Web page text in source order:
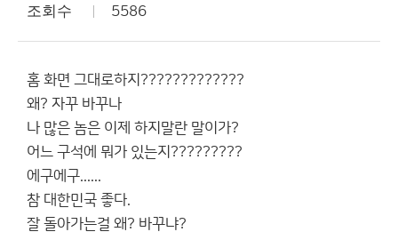
조회수 5586
홈 화면 그대로하지?????????????
왜? 자꾸 바꾸나
나 많은 놈은 이제 하지말란 말이가?
어느 구석에 뭐가 있는지?????????
에구에구......
참 대한민국 좋다.
잘 돌아가는걸 왜? 바꾸냐?